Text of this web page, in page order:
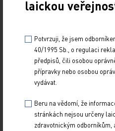
Jak přibývá poznatků o
tohoto závažného
Interferon v léčbě
20. 4. 2009
Onemocnění chronickou
zdravotnickým problémem,
Současný odhad uvádí, že
laickou
Potvrzuji, že jsem
40/1995 Sb., o regulaci
předpisů, čili osobou
přípravky nebo osobou
vydávat.
Beru na vědomí, že
stránkách nejsou určeny
zdravotnickým odborníkům,